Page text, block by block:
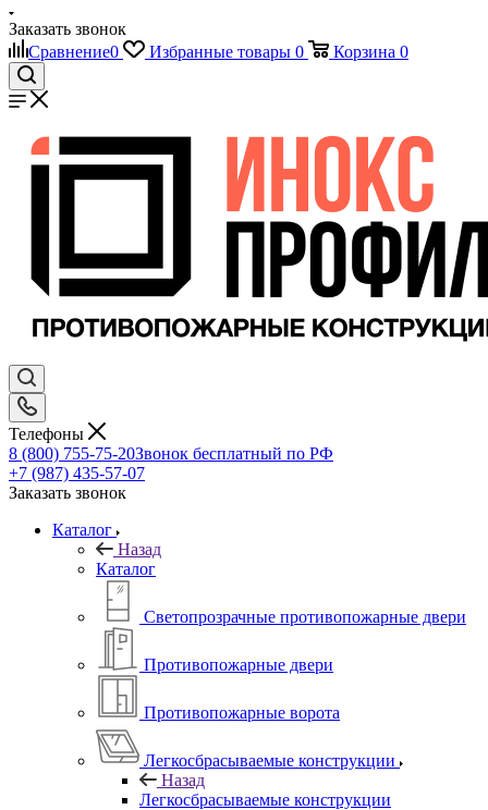
Заказать звонок
Сравнение0 Избранные товары 0 Корзина 0
Телефоны
8 (800) 755-75-20Звонок бесплатный по РФ
+7 (987) 435-57-07
Заказать звонок
Каталог
Назад
Каталог
Светопрозрачные противопожарные двери
Противопожарные двери
Противопожарные ворота
Легкосбрасываемые конструкции
Назад
Легкосбрасываемые конструкции